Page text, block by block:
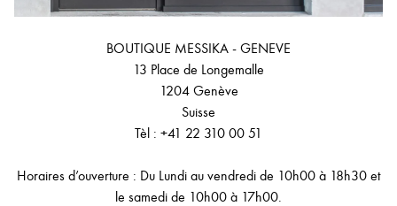
BOUTIQUE MESSIKA - GENEVE
13 Place de Longemalle
1204 Genève
Suisse
Tèl : +41 22 310 00 51
Horaires d’ouverture : Du Lundi au vendredi de 10h00 à 18h30 et
le samedi de 10h00 à 17h00.